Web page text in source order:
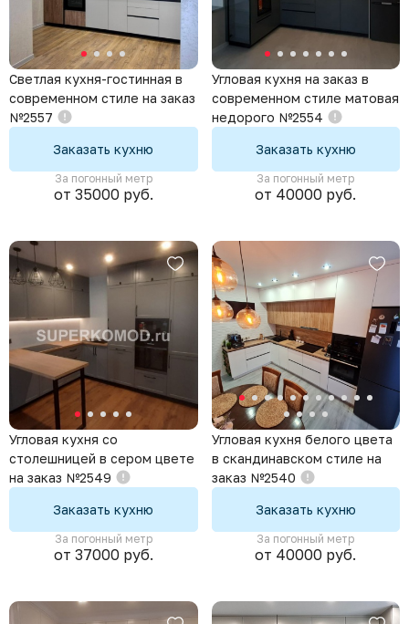
Светлая кухня-гостинная в
современном стиле на заказ
№2557
Заказать кухню
За погонный метр
от 35000 руб.
Угловая кухня на заказ в
современном стиле матовая
недорого №2554
Заказать кухню
За погонный метр
от 40000 руб.
Угловая кухня со
столешницей в сером цвете
на заказ №2549
Заказать кухню
За погонный метр
от 37000 руб.
Угловая кухня белого цвета
в скандинавском стиле на
заказ №2540
Заказать кухню
За погонный метр
от 40000 руб.